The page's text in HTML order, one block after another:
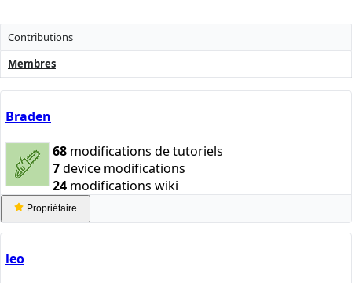
Contributions
Membres
Braden
68 modifications de tutoriels
7device modifications
24 modifications wiki
Propriétaire
leo